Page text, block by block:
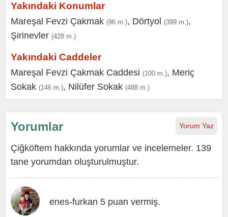
Yakındaki Konumlar
Mareşal Fevzi Çakmak (96 m.), Dörtyol (399 m.),
Şirinevler (428 m.)
Yakındaki Caddeler
Mareşal Fevzi Çakmak Caddesi (100 m.), Meriç
Sokak (146 m.), Nilüfer Sokak (488 m.)
Yorum Yaz
Yorumlar
Çiğköftem hakkında yorumlar ve incelemeler. 139
tane yorumdan oluşturulmuştur.
enes-furkan 5 puan vermiş.